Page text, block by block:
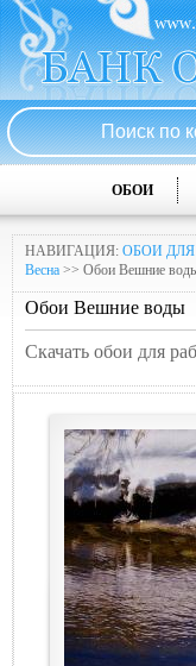
ОБОИ
НАВИГАЦИЯ: ОБОИ ДЛЯ
Весна >> Обои Вешние
Обои Вешние воды
Скачать обои для